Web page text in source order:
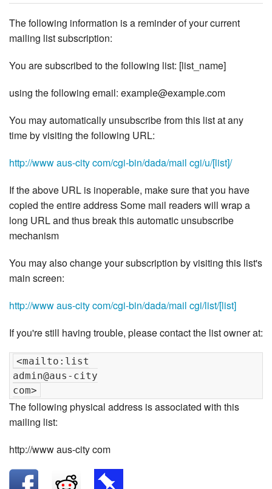
The following information is a reminder of your current
mailing list subscription:
You are subscribed to the following list: [list_name]
using the following email: example@example.com
You may automatically unsubscribe from this list at any
time by visiting the following URL:
http://www aus-city com/cgi-bin/dada/mail cgi/u/[list]/
If the above URL is inoperable, make sure that you have
copied the entire address Some mail readers will wrap a
long URL and thus break this automatic unsubscribe
mechanism
You may also change your subscription by visiting this list's
main screen:
http://www aus-city com/cgi-bin/dada/mail cgi/list/[list]
If you're still having trouble, please contact the list owner at:
<mailto:list
admin@aus-city
The following physical address is associated with this
mailing list:
http://www aus-city com